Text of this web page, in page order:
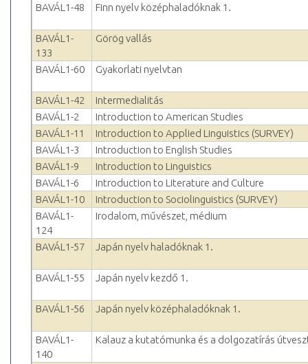
BAVÁL1-48 Finn nyelv középhaladóknak 1.
BAVÁL1-
133
Görög vallás
BAVÁL1-60 Gyakorlati nyelvtan
BAVÁL1-42
Intermedialitás
BAVÁL1-2
Introduction to American Studies
BAVÁL1-11
Introduction to Applied Linguistics (SURVEY)
BAVÁL1-3
Introduction to English Studies
BAVÁL1-9
Introduction to Linguistics
BAVÁL1-6
Introduction to Literature and Culture
BAVÁL1-10
Introduction to Sociolinguistics (SURVEY)
BAVÁL1-
124
Irodalom, művészet, médium
BAVÁL1-57 Japán nyelv haladóknak 1.
BAVÁL1-55 Japán nyelv kezdő 1.
BAVÁL1-56 Japán nyelv középhaladóknak 1.
BAVÁL1-
140
Kalauz a kutatómunka és a dolgozatírás